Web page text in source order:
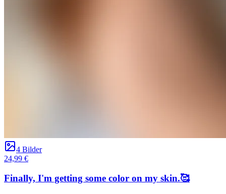
4 Bilder
24,99 €
Finally, I'm getting some color on my skin.🥰